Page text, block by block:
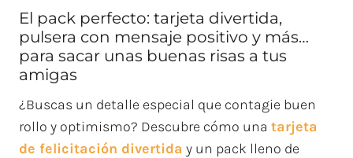
El pack perfecto: tarjeta divertida,
pulsera con mensaje positivo y más…
para sacar unas buenas risas a tus
amigas
¿Buscas un detalle especial que contagie buen
rollo y optimismo? Descubre cómo una tarjeta
de felicitación divertida y un pack lleno de